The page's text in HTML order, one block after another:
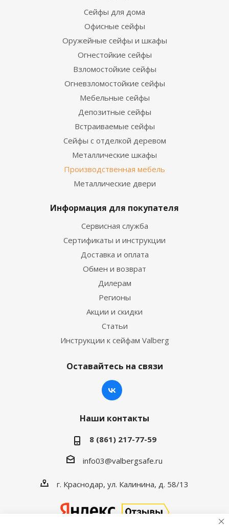
Сейфы для дома
Офисные сейфы
Оружейные сейфы и шкафы
Огнестойкие сейфы
Взломостойкие сейфы
Огневзломостойкие сейфы
Мебельные сейфы
Депозитные сейфы
Встраиваемые сейфы
Сейфы с отделкой деревом
Металлические шкафы
Производственная мебель
Металлические двери
Информация для покупателя
Сервисная служба
Сертификаты и инструкции
Доставка и оплата
Обмен и возврат
Дилерам
Регионы
Акции и скидки
Статьи
Инструкции к сейфам Valberg
Оставайтесь на связи
Наши контакты
8 (861) 217-77-59
info03@valbergsafe.ru
г. Краснодар, ул. Калинина, д. 58/13